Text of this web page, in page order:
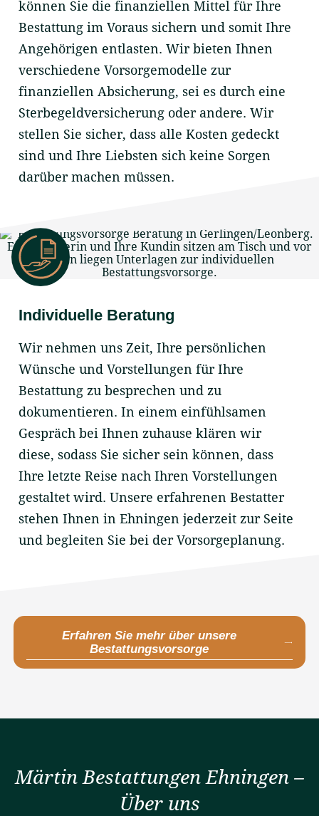
können Sie die finanziellen Mittel für Ihre
Bestattung im Voraus sichern und somit Ihre
Angehörigen entlasten. Wir bieten Ihnen
verschiedene Vorsorgemodelle zur
finanziellen Absicherung, sei es durch eine
Sterbegeldversicherung oder andere. Wir
stellen Sie sicher, dass alle Kosten gedeckt
sind und Ihre Liebsten sich keine Sorgen
darüber machen müssen.
Individuelle Beratung
Wir nehmen uns Zeit, Ihre persönlichen
Wünsche und Vorstellungen für Ihre
Bestattung zu besprechen und zu
dokumentieren. In einem einfühlsamen
Gespräch bei Ihnen zuhause klären wir
diese, sodass Sie sicher sein können, dass
Ihre letzte Reise nach Ihren Vorstellungen
gestaltet wird. Unsere erfahrenen Bestatter
stehen Ihnen in Ehningen jederzeit zur Seite
und begleiten Sie bei der Vorsorgeplanung.
Erfahren Sie mehr über unsere
Bestattungsvorsorge
Märtin Bestattungen Ehningen –
Über uns